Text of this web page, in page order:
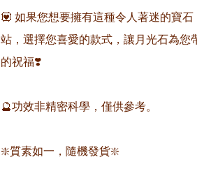
💟 如果您想要擁有這種令人著迷的寶石
站，選擇您喜愛的款式，讓月光石為您
的祝福❣️
🔮功效非精密科學，僅供參考。
❇️質素如一，隨機發貨❇️